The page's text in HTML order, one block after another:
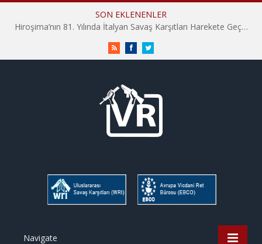
SON EKLENENLER
Hiroşima’nın 81. Yılında İtalyan Savaş Karşıtları Harekete Geçti: “Hatırlamak yeterli değil”
RSS FacebookTwitter
Navigate